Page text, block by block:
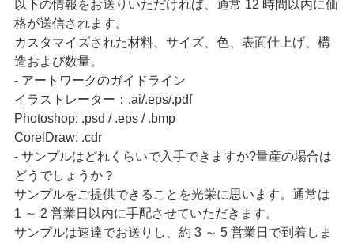
以下の情報をお送りいただければ、通常 12 時間以内に価
格が送信されます。
カスタマイズされた材料、サイズ、色、表面仕上げ、構
造および数量。
- アートワークのガイドライン
イラストレーター：.ai/.eps/.pdf
Photoshop: .psd / .eps / .bmp
CorelDraw: .cdr
- サンプルはどれくらいで入手できますか?量産の場合は
どうでしょうか？
サンプルをご提供できることを光栄に思います。通常は
1 ～ 2 営業日以内に手配させていただきます。
サンプルは速達でお送りし、約 3 ～ 5 営業日で到着しま